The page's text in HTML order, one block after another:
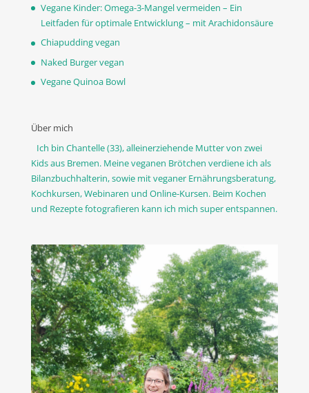
Vegane Kinder: Omega-3-Mangel vermeiden – Ein
Leitfaden für optimale Entwicklung – mit Arachidonsäure
Chiapudding vegan
Naked Burger vegan
Vegane Quinoa Bowl
Über mich
Ich bin Chantelle (33), alleinerziehende Mutter von zwei
Kids aus Bremen. Meine veganen Brötchen verdiene ich als
Bilanzbuchhalterin, sowie mit veganer Ernährungsberatung,
Kochkursen, Webinaren und Online-Kursen. Beim Kochen
und Rezepte fotografieren kann ich mich super entspannen.